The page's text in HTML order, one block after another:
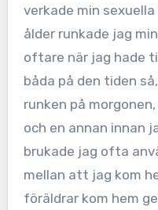
verkade min
ålder runkade jag
oftare när jag hade
båda på den tiden
runken på
och en annan innan
brukade jag ofta
mellan att jag kom
föräldrar kom hem